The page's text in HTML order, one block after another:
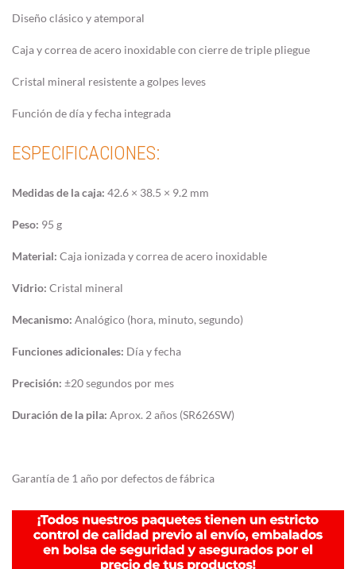
Diseño clásico y atemporal
Caja y correa de acero inoxidable con cierre de triple pliegue
Cristal mineral resistente a golpes leves
Función de día y fecha integrada
ESPECIFICACIONES:
Medidas de la caja: 42.6 × 38.5 × 9.2 mm
Peso: 95 g
Material: Caja ionizada y correa de acero inoxidable
Vidrio: Cristal mineral
Mecanismo: Analógico (hora, minuto, segundo)
Funciones adicionales: Día y fecha
Precisión: ±20 segundos por mes
Duración de la pila: Aprox. 2 años (SR626SW)
Garantía de 1 año por defectos de fábrica